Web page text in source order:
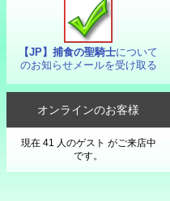
【JP】捕食の聖騎士について
のお知らせメールを受け取る
オンラインのお客様
現在 41 人のゲスト がご来店中
です。